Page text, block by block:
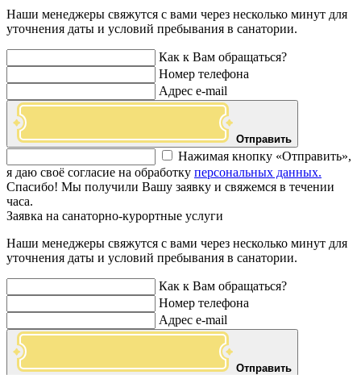
Наши менеджеры свяжутся с вами через несколько минут для
уточнения даты и условий пребывания в санатории.
Как к Вам обращаться?
Номер телефона
Адрес e-mail
Отправить
Нажимая кнопку «Отправить»,
я даю своё согласие на обработку персональных данных.
Спасибо! Мы получили Вашу заявку и свяжемся в течении
часа.
Заявка на санаторно-курортные услуги
Наши менеджеры свяжутся с вами через несколько минут для
уточнения даты и условий пребывания в санатории.
Как к Вам обращаться?
Номер телефона
Адрес e-mail
Отправить